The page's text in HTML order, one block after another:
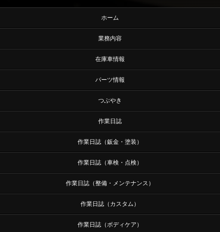
ホーム
業務内容
在庫車情報
パーツ情報
つぶやき
作業日誌
作業日誌（鈑金・塗装）
作業日誌（車検・点検）
作業日誌（整備・メンテナンス）
作業日誌（カスタム）
作業日誌（ボディケア）